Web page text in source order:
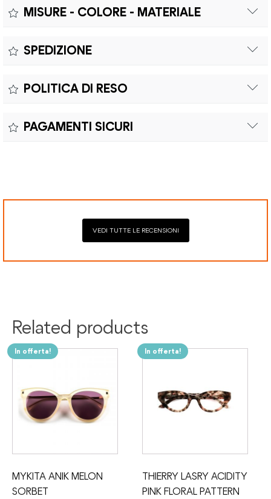
MISURE - COLORE - MATERIALE
Colore:
SPEDIZIONE
conforme alle direttive vigenti. La garanzia copre eventuali
sostituzioni senza costi aggiuntivi.
POLITICA DI RESO
spedizione e oneri doganali a carico del cliente.
PAGAMENTI SICURI
VEDI TUTTE LE RECENSIONI
Related products
In offerta!
MYKITA ANIK MELON
SORBET
In offerta!
THIERRY LASRY ACIDITY
PINK FLORAL PATTERN